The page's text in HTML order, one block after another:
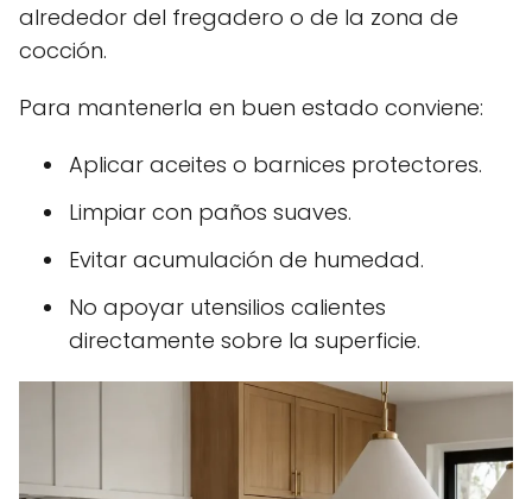
alrededor del fregadero o de la zona de
cocción.
Para mantenerla en buen estado conviene:
Aplicar aceites o barnices protectores.
Limpiar con paños suaves.
Evitar acumulación de humedad.
No apoyar utensilios calientes
directamente sobre la superficie.